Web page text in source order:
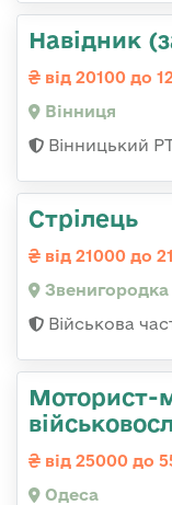
Навідник
від 20100 до
Вінниця
Вінницький
Стрілець
від 21000 до
Звенигородка
Військова
Моторист-
від 25000 до
Одеса